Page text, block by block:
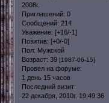
2008г.
Приглашений: 0
Сообщений: 214
Уважение: [+16/-1]
Позитив: [+0/-0]
Пол: Мужской
Возраст: 39 [1987-06-15]
Провел на форуме:
1 день 15 часов
Последний визит:
22 декабря, 2010г. 19:49:36